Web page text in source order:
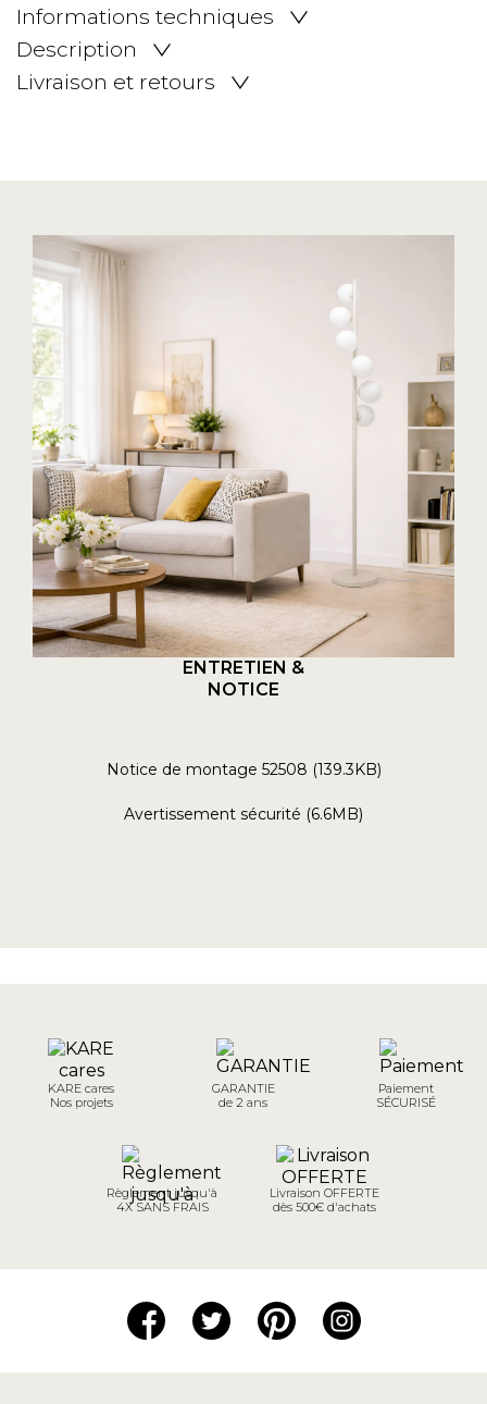
Informations techniques
Description
Livraison et retours
ENTRETIEN &
NOTICE
Notice de montage 52508 (139.3KB)
Avertissement sécurité (6.6MB)
KARE cares
Nos projets
GARANTIE
de 2 ans
Paiement
SÉCURISÉ
Règlement jusqu'à
4X SANS FRAIS
Livraison OFFERTE
dès 500€ d'achats